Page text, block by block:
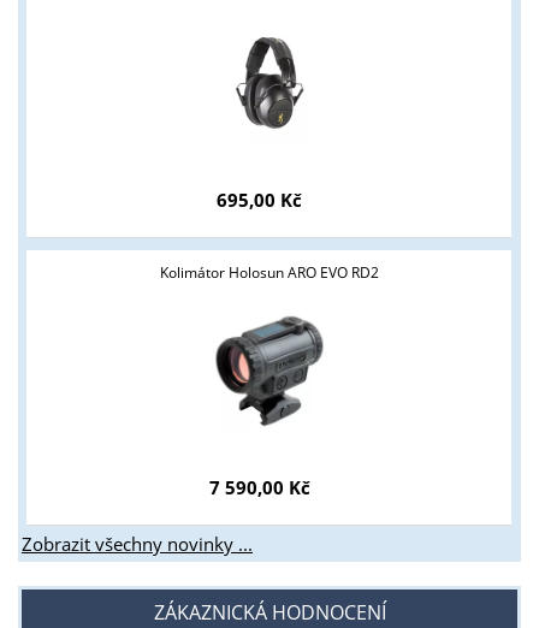
695,00 Kč
Kolimátor Holosun ARO EVO RD2
7 590,00 Kč
Zobrazit všechny novinky ...
ZÁKAZNICKÁ HODNOCENÍ